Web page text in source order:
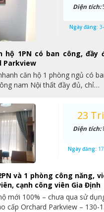
hộ 1PN có ban công, đầy
Parkview
căn hộ 1 phòng ngủ có
nam Nội thất đầy đủ, chỉ…
Diện tích:
Ngày đăng:
và 1 phòng công năng,
cạnh công viên Gia Định
mới 100% – chưa qua sử
cấp Orchard Parkview – 130-
23
Diện tích:
Ngày đăng: